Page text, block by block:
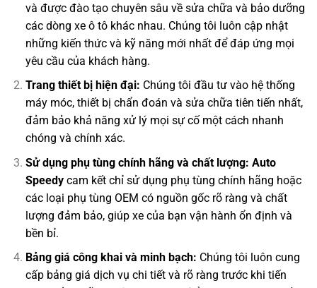
và được đào tạo chuyên sâu về sửa chữa và bảo dưỡng
các dòng xe ô tô khác nhau. Chúng tôi luôn cập nhật
những kiến thức và kỹ năng mới nhất để đáp ứng mọi
yêu cầu của khách hàng.
Trang thiết bị hiện đại: Chúng tôi đầu tư vào hệ thống
máy móc, thiết bị chẩn đoán và sửa chữa tiên tiến nhất,
đảm bảo khả năng xử lý mọi sự cố một cách nhanh
chóng và chính xác.
Sử dụng phụ tùng chính hãng và chất lượng: Auto
Speedycam kết chỉ sử dụng phụ tùng chính hãng hoặc
các loại phụ tùng OEM có nguồn gốc rõ ràng và chất
lượng đảm bảo, giúp xe của bạn vận hành ổn định và
bền bỉ.
Bảng giá công khai và minh bạch: Chúng tôi luôn cung
cấp bảng giá dịch vụ chi tiết và rõ ràng trước khi tiến